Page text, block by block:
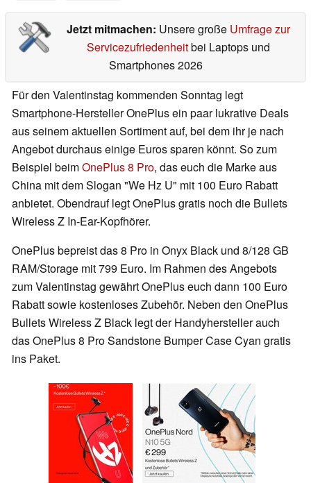
Jetzt mitmachen: Unsere große Umfrage zur
Servicezufriedenheitbei Laptops und
Smartphones 2026
Für den Valentinstag kommenden Sonntag legt
Smartphone-Hersteller OnePlus ein paar lukrative Deals
aus seinem aktuellen Sortiment auf, bei dem ihr je nach
Angebot durchaus einige Euros sparen könnt. So zum
Beispiel beimOnePlus 8 Pro, das euch die Marke aus
China mit dem Slogan "We Hz U" mit 100 Euro Rabatt
anbietet. Obendrauf legt OnePlus gratis noch die Bullets
Wireless Z In-Ear-Kopfhörer.
OnePlus bepreist das 8 Pro in Onyx Black und 8/128 GB
RAM/Storage mit 799 Euro. Im Rahmen des Angebots
zum Valentinstag gewährt OnePlus euch dann 100 Euro
Rabatt sowie kostenloses Zubehör. Neben den OnePlus
Bullets Wireless Z Black legt der Handyhersteller auch
das OnePlus 8 Pro Sandstone Bumper Case Cyan gratis
ins Paket.